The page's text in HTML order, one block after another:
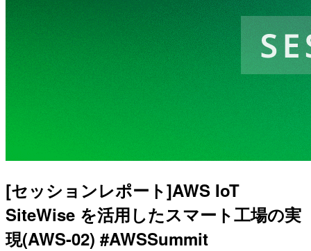
[セッションレポート]AWS IoT
SiteWise を活用したスマート工場の実
現(AWS-02) #AWSSummit